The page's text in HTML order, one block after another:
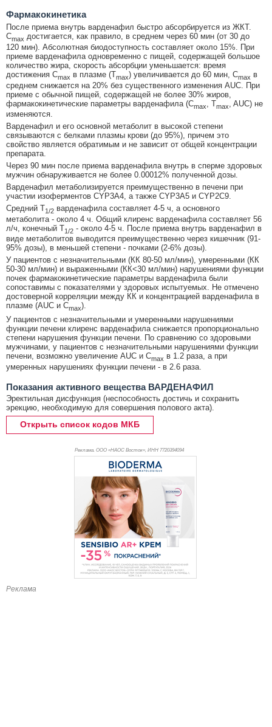
Фармакокинетика
После приема внутрь варденафил быстро абсорбируется из ЖКТ.
Cmax достигается, как правило, в среднем через 60 мин (от 30 до
120 мин). Абсолютная биодоступность составляет около 15%. При
приеме варденафила одновременно с пищей, содержащей большое
количество жира, скорость абсорбции уменьшается: время
достижения Cmax в плазме (Tmax) увеличивается до 60 мин, Cmax в
среднем снижается на 20% без существенного изменения AUC. При
приеме с обычной пищей, содержащей не более 30% жиров,
фармакокинетические параметры варденафила (Cmax , Tmax
, AUC) не
изменяются.
Варденафил и его основной метаболит в высокой степени
связываются с белками плазмы крови (до 95%), причем это
свойство является обратимым и не зависит от общей концентрации
препарата.
Через 90 мин после приема варденафила внутрь в сперме здоровых
мужчин обнаруживается не более 0.00012% полученной дозы.
Варденафил метаболизируется преимущественно в печени при
участии изоферментов CYP3A4, а также CYP3A5 и CYP2C9.
Средний T1/2 варденафила составляет 4-5 ч, а основного
метаболита - около 4 ч. Общий клиренс варденафила составляет 56
л/ч, конечный T1/2 - около 4-5 ч. После приема внутрь варденафил в
виде метаболитов выводится преимущественно через кишечник (91-
95% дозы), в меньшей степени - почками (2-6% дозы).
У пациентов с незначительными (КК 80-50 мл/мин), умеренными (КК
50-30 мл/мин) и выраженными (КК<30 мл/мин) нарушениями функции
почек фармакокинетические параметры варденафила были
сопоставимы с показателями у здоровых испытуемых. Не отмечено
достоверной корреляции между КК и концентрацией варденафила в
плазме (AUC и Cmax).
У пациентов с незначительными и умеренными нарушениями
функции печени клиренс варденафила снижается пропорционально
степени нарушения функции печени. По сравнению со здоровыми
мужчинами, у пациентов с незначительными нарушениями функции
печени, возможно увеличение AUC и Cmax в 1.2 раза, а при
умеренных нарушениях функции печени - в 2.6 раза.
Показания активного вещества ВАРДЕНАФИЛ
Эректильная дисфункция (неспособность достичь и сохранить
эрекцию, необходимую для совершения полового акта).
Открыть список кодов МКБ
Реклама. ООО «НАОС Восток», ИНН 7720394094
Реклама